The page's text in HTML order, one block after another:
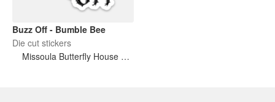
Buzz Off - Bumble Bee
Die cut stickers
Missoula Butterfly House and Insectarium